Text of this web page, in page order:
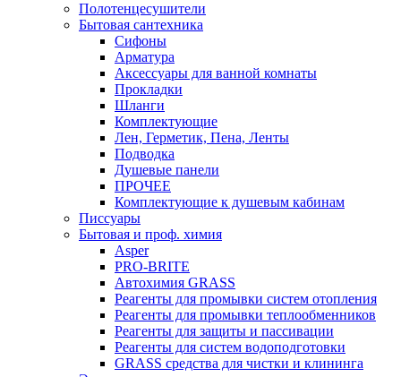
Полотенцесушители
Бытовая сантехника
Сифоны
Арматура
Аксессуары для ванной комнаты
Прокладки
Шланги
Комплектующие
Лен, Герметик, Пена, Ленты
Подводка
Душевые панели
ПРОЧЕЕ
Комплектующие к душевым кабинам
Писсуары
Бытовая и проф. химия
Asper
PRO-BRITE
Автохимия GRASS
Реагенты для промывки систем отопления
Реагенты для промывки теплообменников
Реагенты для защиты и пассивации
Реагенты для систем водоподготовки
GRASS средства для чистки и клининга